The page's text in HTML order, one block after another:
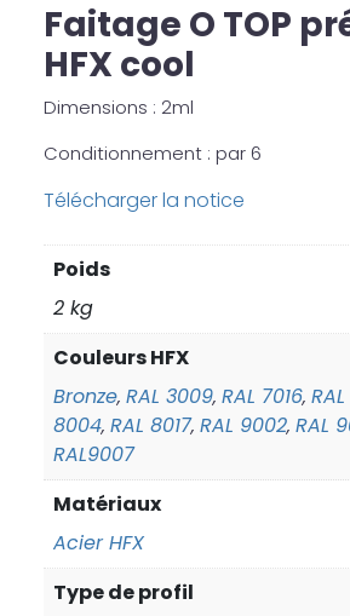
Faitage O TOP
HFX cool
Dimensions : 2ml
Conditionnement : par 6
Télécharger la notice
Poids
2 kg
Couleurs HFX
Bronze, RAL 3009, RAL 7016,
8004, RAL 8017, RAL 9002, RAL
RAL9007
Matériaux
Acier HFX
Type de profil